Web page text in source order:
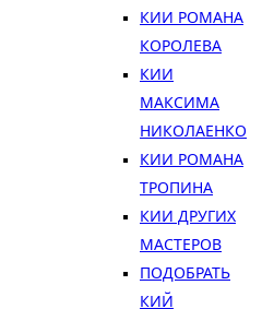
КИИ РОМАНА
КОРОЛЕВА
КИИ
МАКСИМА
НИКОЛАЕНКО
КИИ РОМАНА
ТРОПИНА
КИИ ДРУГИХ
МАСТЕРОВ
ПОДОБРАТЬ
КИЙ